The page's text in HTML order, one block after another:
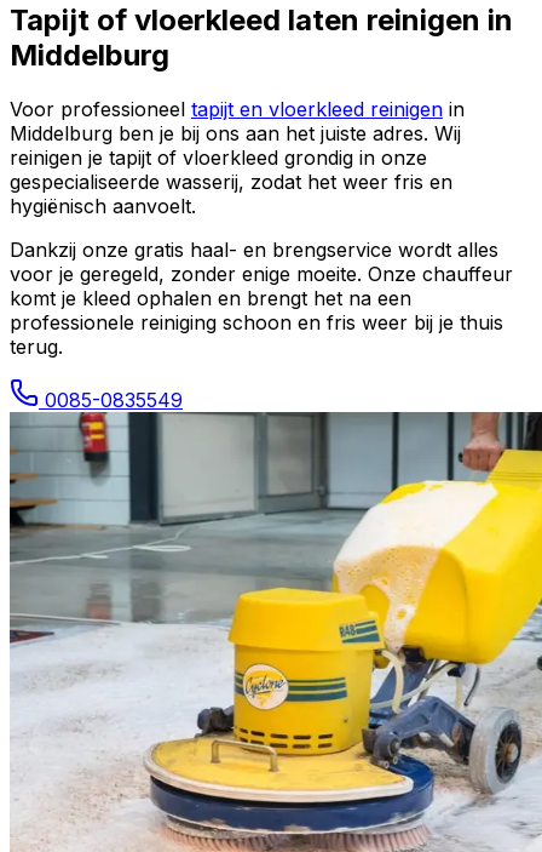
Tapijt of vloerkleed laten reinigen in
Middelburg
Voor professioneel tapijt en vloerkleed reinigen in
Middelburg ben je bij ons aan het juiste adres. Wij
reinigen je tapijt of vloerkleed grondig in onze
gespecialiseerde wasserij, zodat het weer fris en
hygiënisch aanvoelt.
Dankzij onze gratis haal- en brengservice wordt alles
voor je geregeld, zonder enige moeite. Onze chauffeur
komt je kleed ophalen en brengt het na een
professionele reiniging schoon en fris weer bij je thuis
terug.
0085-0835549